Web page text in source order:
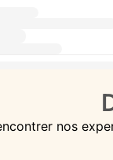
nos